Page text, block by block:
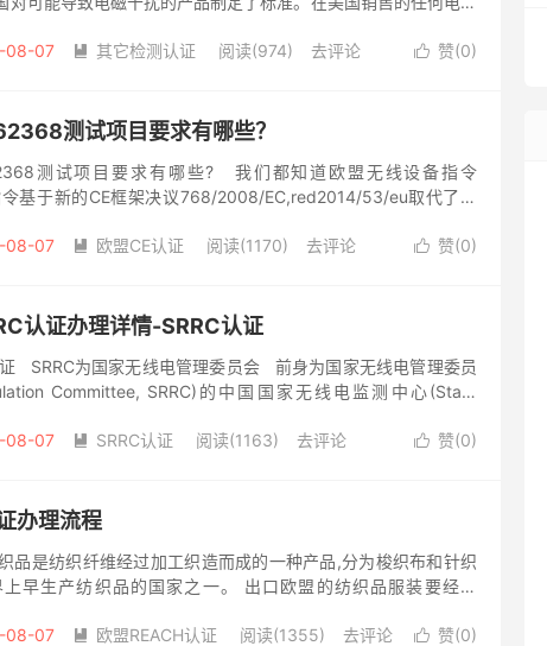
 赞(0)
08-07  其它检测认证 阅读(974) 去评论
测试项目要求有哪些？
测试项目要求有哪些? 我们都知道欧盟无线设备指令
基于新的CE框架决议768/2008/EC,red2014/53/eu取代了欧
 赞(0)
08-07  欧盟CE认证 阅读(1170) 去评论
认证办理详情-SRRC认证
SRRC为国家无线电管理委员会 前身为国家无线电管理委员
Committee, SRRC)的中国国家无线电监测中心(State
 赞(0)
08-07  SRRC认证 阅读(1163) 去评论
办理流程
品是纺织纤维经过加工织造而成的一种产品,分为梭织布和针织
早生产纺织品的国家之一。 出口欧盟的纺织品服装要经过
 赞(0)
08-07  欧盟REACH认证 阅读(1355) 去评论